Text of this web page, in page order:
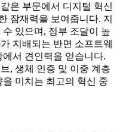
은 부문에서 디지털 혁신
잠재력을 보여줍니다. 지
있으며, 정부 조달이 높
지배되는 반면 소프트웨
서 견인력을 얻습니다.
, 생체 인증 및 이중 계층
미치는 최고의 혁신 중